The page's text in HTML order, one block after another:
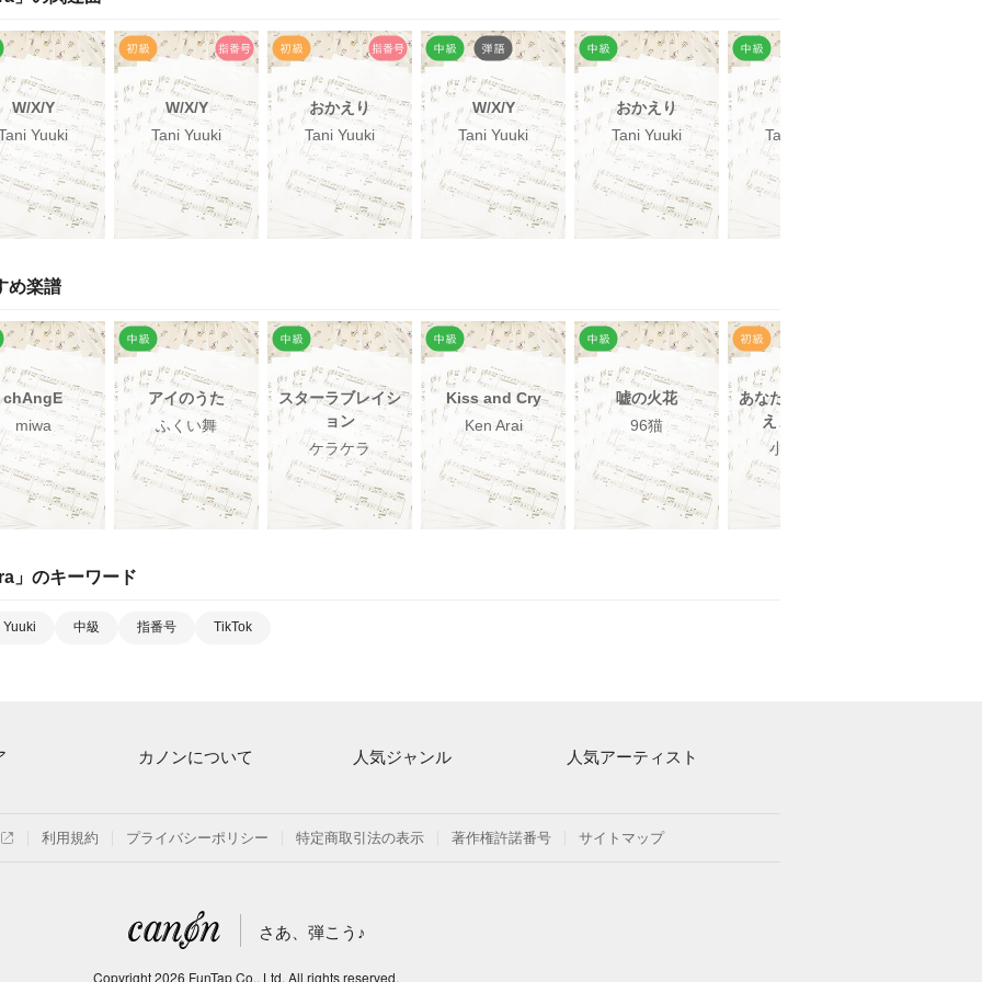
W/X/Y
Yuuki
W/X/Y
Tani Yuuki
おかえり
Tani Yuuki
W/X/Y
Tani Yuuki
おかえり
Tani Yuuki
Tani Yuuki
め楽譜
chAngE
miwa
アイのうた
ふくい舞
スターラブレイシ
ョン
ケラケラ
Kiss and Cry
Ken Arai
嘘の火花
96猫
あなたのキスを数
えましょう
小柳ゆき
」のキーワード
Yuuki 中級 指番号 TikTok
カノンについて
月額プラン
よくあるご質問
人気ジャンル
クラシック
人気アーティスト
ヨルシカ
利用規約 プライバシーポリシー 特定商取引法の表示 著作権許諾番号 サイトマップ
さあ、弾こう♪
Copyright2026 FunTap Co., Ltd. All rights reserved.